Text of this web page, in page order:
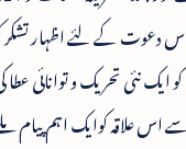
کے لئے اظہار تشکر
نئی تحریک و توانائی
علاقہ کوایک اہم پیام